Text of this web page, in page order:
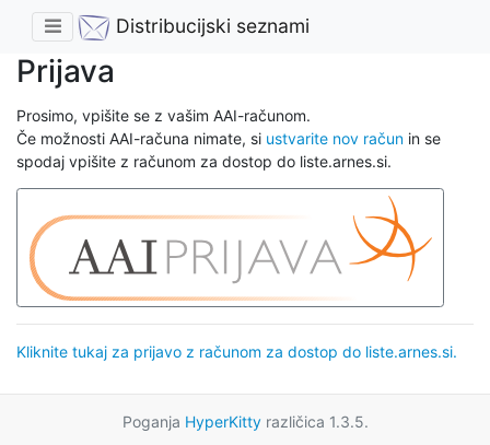
Distribucijski seznami
Prijava
Prosimo, vpišite se z vašim AAI-računom.
Če možnosti AAI-računa nimate, si ustvarite nov račun in se
spodaj vpišite z računom za dostop do liste.arnes.si.
Kliknite tukaj za prijavo z računom za dostop do liste.arnes.si.
Poganja HyperKittyrazličica 1.3.5.